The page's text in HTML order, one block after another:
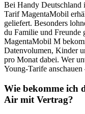
Bei Handy Deutschland
Tarif MagentaMobil
geliefert. Besonders
du Familie und Freunde
MagentaMobil M
Datenvolumen, Kinder
pro Monat dabei. Wer
Young-Tarife
Wie bekomme ich
Air mit Vertrag?